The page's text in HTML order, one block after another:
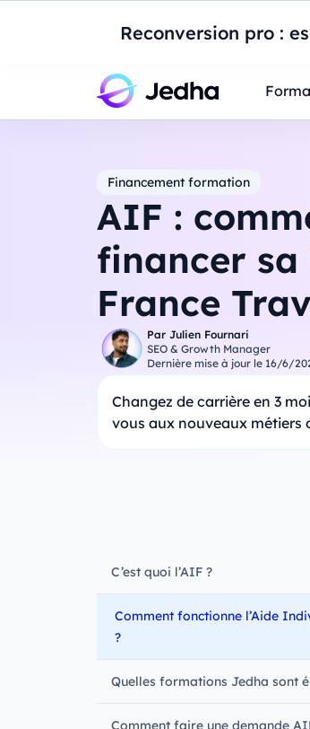
Reconversion pro :
Étudiants
Financement formation
AIF :
financer
France
Par Julien Fournari
SEO & Growth Manager
Dernière mise à jour le 16/6/
Changez de carrière en 3
vous aux nouveaux métiers
C’est quoi l’AIF ?
Comment fonctionne l’Aide
?
Quelles formations Jedha sont
Comment faire une demande